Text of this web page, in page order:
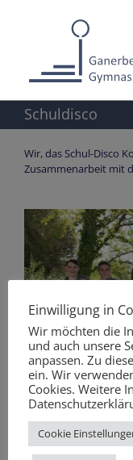
Schuldisco
Wir, das Schul-Disco
Zusammenarbeit mit
Einwilligung in
Wir möchten die
und auch unsere
anpassen. Zu
ein. Wir
Cookies. Weitere
Cookie